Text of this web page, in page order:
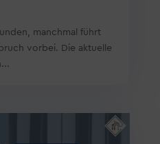
manchmal führt
vorbei. Die aktuelle